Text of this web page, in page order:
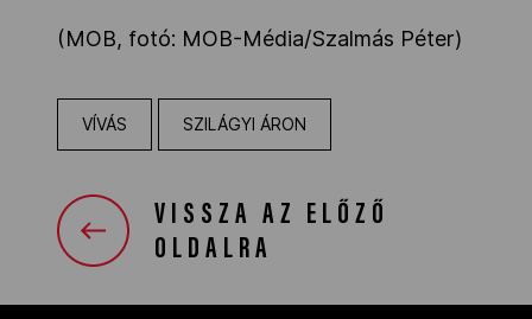
(MOB, fotó: MOB-Média/Szalmás Péter)
VÍVÁS SZILÁGYI ÁRON
VISSZA AZ ELŐZŐ
OLDALRA